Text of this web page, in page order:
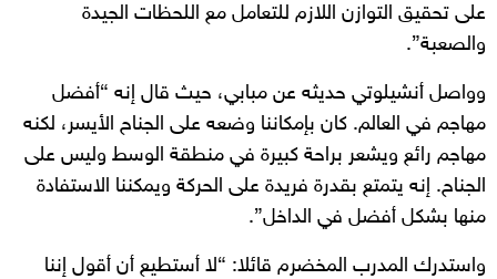
على تحقيق التوازن اللازم للتعامل مع اللحظات الجيدة
والصعبة”.
وواصل أنشيلوتي حديثه عن مبابي، حيث قال إنه “أفضل
مهاجم في العالم. كان بإمكاننا وضعه على الجناح الأيسر، لكنه
مهاجم رائع ويشعر براحة كبيرة في منطقة الوسط وليس على
الجناح. إنه يتمتع بقدرة فريدة على الحركة ويمكننا الاستفادة
منها بشكل أفضل في الداخل”.
واستدرك المدرب المخضرم قائلا: “لا أستطيع أن أقول إننا